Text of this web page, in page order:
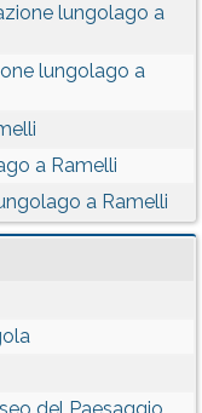
lungolago a
lungolago a
a Ramelli
a Ramelli